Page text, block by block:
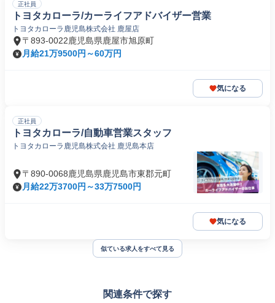
正社員
トヨタカローラ/カーライフアドバイザー営業
トヨタカローラ鹿児島株式会社 鹿屋店
〒893-0022鹿児島県鹿屋市旭原町
月給21万9500円～60万円
気になる
正社員
トヨタカローラ/自動車営業スタッフ
トヨタカローラ鹿児島株式会社 鹿児島本店
〒890-0068鹿児島県鹿児島市東郡元町
月給22万3700円～33万7500円
気になる
似ている求人をすべて見る
関連条件で探す